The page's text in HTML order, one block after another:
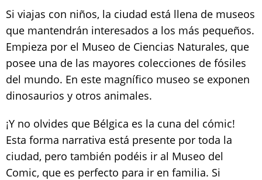
Si viajas con niños, la ciudad está llena de museos
que mantendrán interesados a los más pequeños.
Empieza por el Museo de Ciencias Naturales, que
posee una de las mayores colecciones de fósiles
del mundo. En este magnífico museo se exponen
dinosaurios y otros animales.
¡Y no olvides que Bélgica es la cuna del cómic!
Esta forma narrativa está presente por toda la
ciudad, pero también podéis ir al Museo del
Comic, que es perfecto para ir en familia. Si